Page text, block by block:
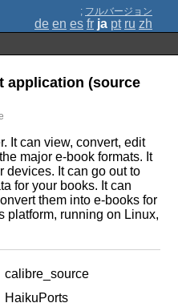
; フルバージョン
de en es fr ja pt ru zh
application (source
It can view, convert, edit
major e-book formats. It
devices. It can go out to
for your books. It can
them into e-books for
platform, running on Linux,
calibre_source
HaikuPorts